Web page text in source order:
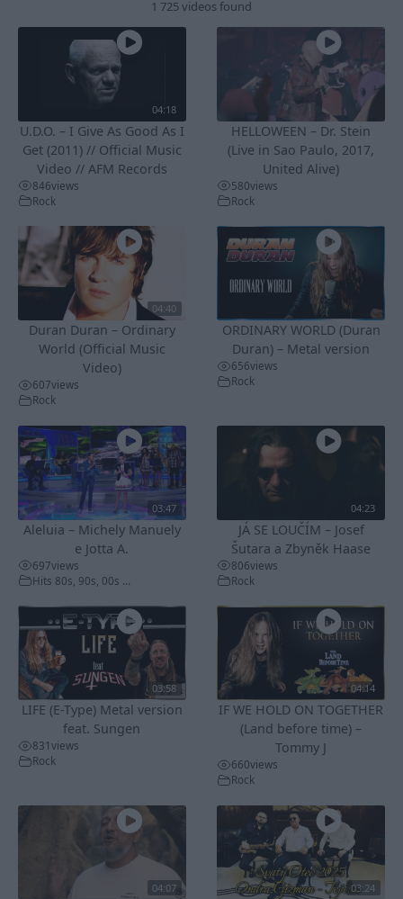
1 725 videos found
04:18
U.D.O. – I Give As Good As I
Get (2011) // Official Music
Video // AFM Records
846views
Rock
HELLOWEEN – Dr. Stein
(Live in Sao Paulo, 2017,
United Alive)
580views
Rock
04:40
Duran Duran – Ordinary
World (Official Music
Video)
607views
Rock
ORDINARY WORLD (Duran
Duran) – Metal version
656views
Rock
03:47
Aleluia – Michely Manuely
e Jotta A.
697views
Hits 80s, 90s, 00s ...
04:23
JÁ SE LOUČÍM – Josef
Šutara a Zbyněk Haase
806views
Rock
03:58
LIFE (E-Type) Metal version
feat. Sungen
831views
Rock
04:14
IF WE HOLD ON TOGETHER
(Land before time) –
Tommy J
660views
Rock
04:07 03:24